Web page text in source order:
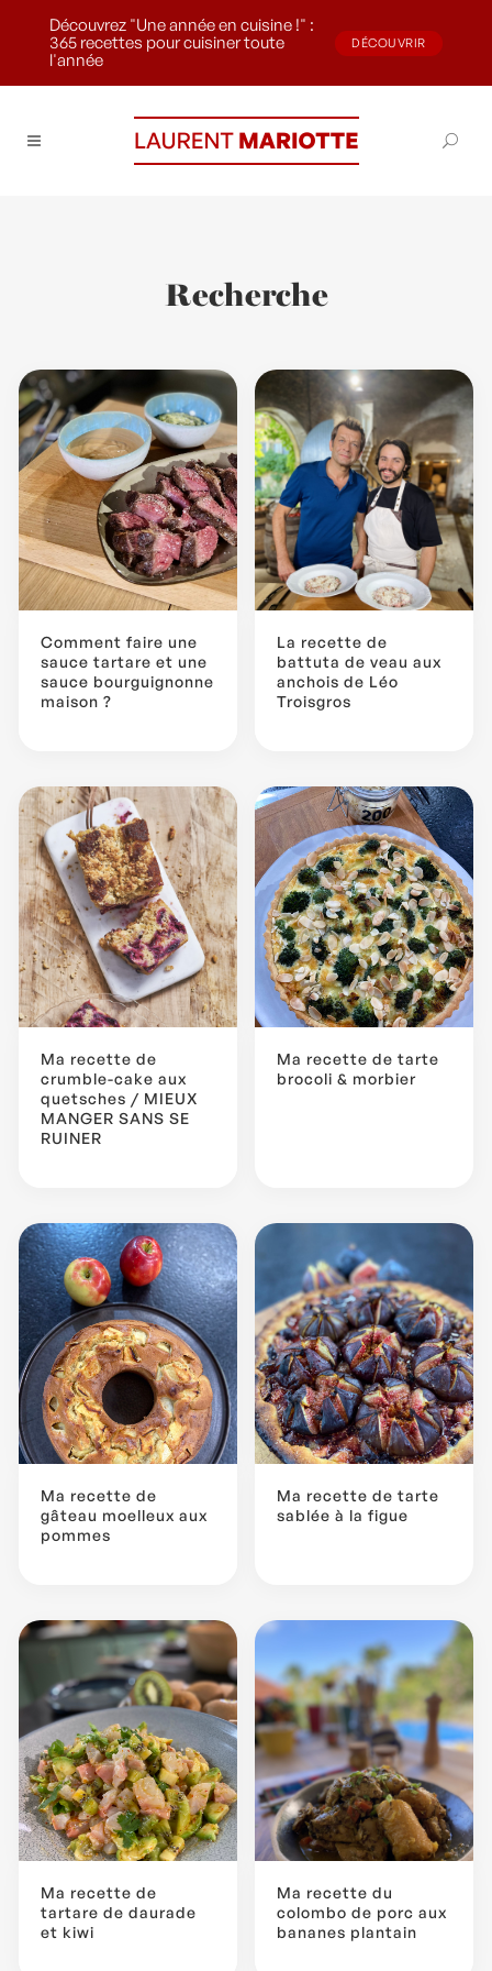
Découvrez "Une année en cuisine !" :
365 recettes pour cuisiner toute
l'année
DÉCOUVRIR
Recherche
Comment faire une
sauce tartare et une
sauce bourguignonne
maison ?
La recette de
battuta de veau aux
anchois de Léo
Troisgros
Ma recette de
crumble-cake aux
quetsches / MIEUX
MANGER SANS SE
RUINER
Ma recette de tarte
brocoli & morbier
Ma recette de
gâteau moelleux aux
pommes
Ma recette de tarte
sablée à la figue
Ma recette de
tartare de daurade
et kiwi
Ma recette du
colombo de porc aux
bananes plantain